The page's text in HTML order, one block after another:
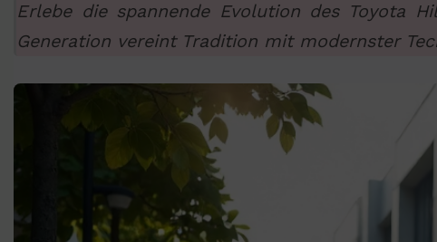
Erlebe die spannende Evolution des Toyota
Generation vereint Tradition mit modernster